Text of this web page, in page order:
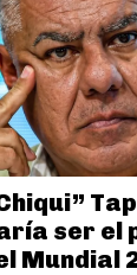
ser el
Mundial